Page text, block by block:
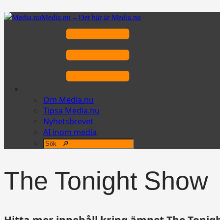
Media.nu – Det här är Media.nu
Om Media.nu
Tipsa Media.nu
Nyhetsbrevet
AI inom media
The Tonight Show